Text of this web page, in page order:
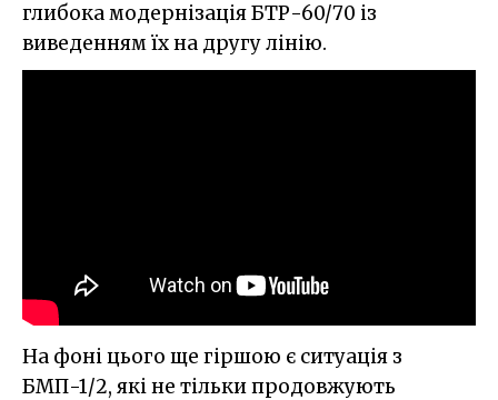
глибока модернізація БТР-60/70 із
виведенням їх на другу лінію.
На фоні цього ще гіршою є ситуація з
БМП-1/2, які не тільки продовжують